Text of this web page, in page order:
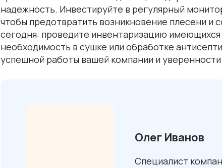
надежность. Инвестируйте в регулярный
чтобы предотвратить возникновение плесени и
сегодня: проведите инвентаризацию
необходимость в сушке или обработке
успешной работы вашей компании и
Олег Иванов
Специалист